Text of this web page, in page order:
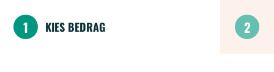
1 KIES BEDRAG 2